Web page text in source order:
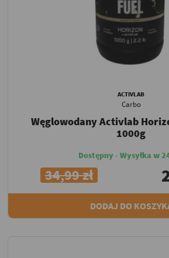
ACTIVLAB
Carbo
Węglowodany Activlab
1000g
Dostępny - Wysyłka w
34,99 zł
DODAJ DO